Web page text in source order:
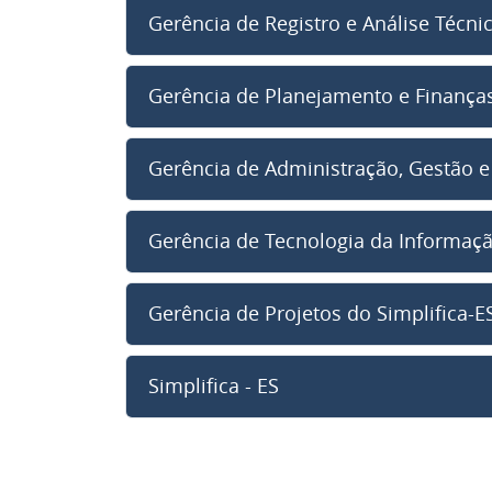
Gerência de Registro e Análise
Gerência de Planejamento e
Gerência de Administração, Gestão e
Gerência de Tecnologia da
Gerência de Projetos do Simplifica-
Simplifica - ES